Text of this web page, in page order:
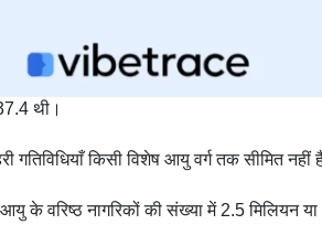
थी।
गतिविधियाँ किसी विशेष आयु वर्ग तक सीमित
के वरिष्ठ नागरिकों की संख्या में 2.5